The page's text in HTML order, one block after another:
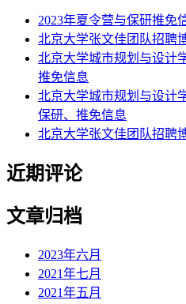
2023年夏令营与保研推免
北京大学张文佳团队招聘
北京大学城市规划与设计
推免信息
北京大学城市规划与设计
保研、推免信息
北京大学张文佳团队招聘
近期评论
文章归档
2023年六月
2021年七月
2021年五月